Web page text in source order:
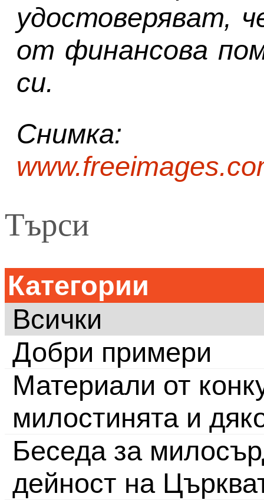
удостоверяват,
от финансова
си.
Снимка:
Търси
Категории
Всички
Добри примери
Материали от
милостинята и
Беседа за
дейност на